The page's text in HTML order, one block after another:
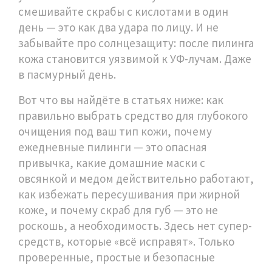
смешивайте скрабы с кислотами в один
день — это как два удара по лицу. И не
забывайте про солнцезащиту: после пилинга
кожа становится уязвимой к УФ-лучам. Даже
в пасмурный день.
Вот что вы найдёте в статьях ниже: как
правильно выбрать средство для глубокого
очищения под ваш тип кожи, почему
ежедневные пилинги — это опасная
привычка, какие домашние маски с
овсянкой и медом действительно работают,
как избежать пересушивания при жирной
коже, и почему скраб для губ — это не
роскошь, а необходимость. Здесь нет супер-
средств, которые «всё исправят». Только
проверенные, простые и безопасные